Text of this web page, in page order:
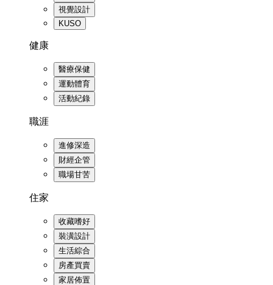
視覺設計
KUSO
健康
醫療保健
運動體育
活動紀錄
職涯
進修深造
財經企管
職場甘苦
住家
收藏嗜好
裝潢設計
生活綜合
房產買賣
家居佈置